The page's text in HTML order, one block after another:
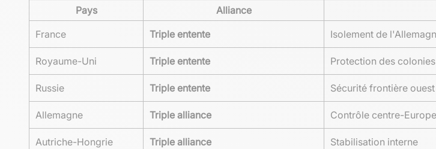
Pays
Alliance
France
Triple entente Isolement de
Royaume-Uni Triple entente Protection des colonies
Russie Triple entente Sécurité frontière ouest
Allemagne Triple alliance Contrôle centre-Europe
Autriche-Hongrie Triple alliance Stabilisation interne